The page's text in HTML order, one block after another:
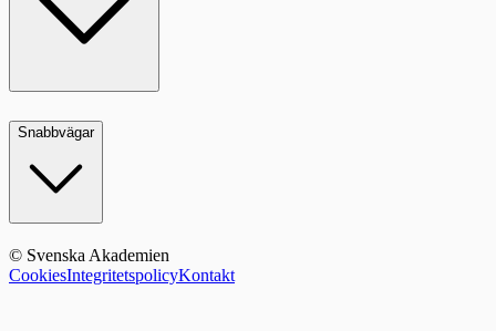
Snabbvägar
© Svenska Akademien
CookiesIntegritetspolicyKontakt